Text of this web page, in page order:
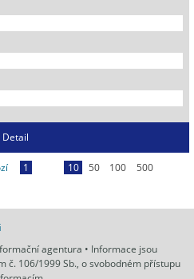
Detail
1 10 50 100 500
agentura • Informace jsou
č. 106/1999 Sb., o svobodném přístupu